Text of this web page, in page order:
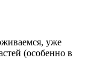
уже
(особенно в